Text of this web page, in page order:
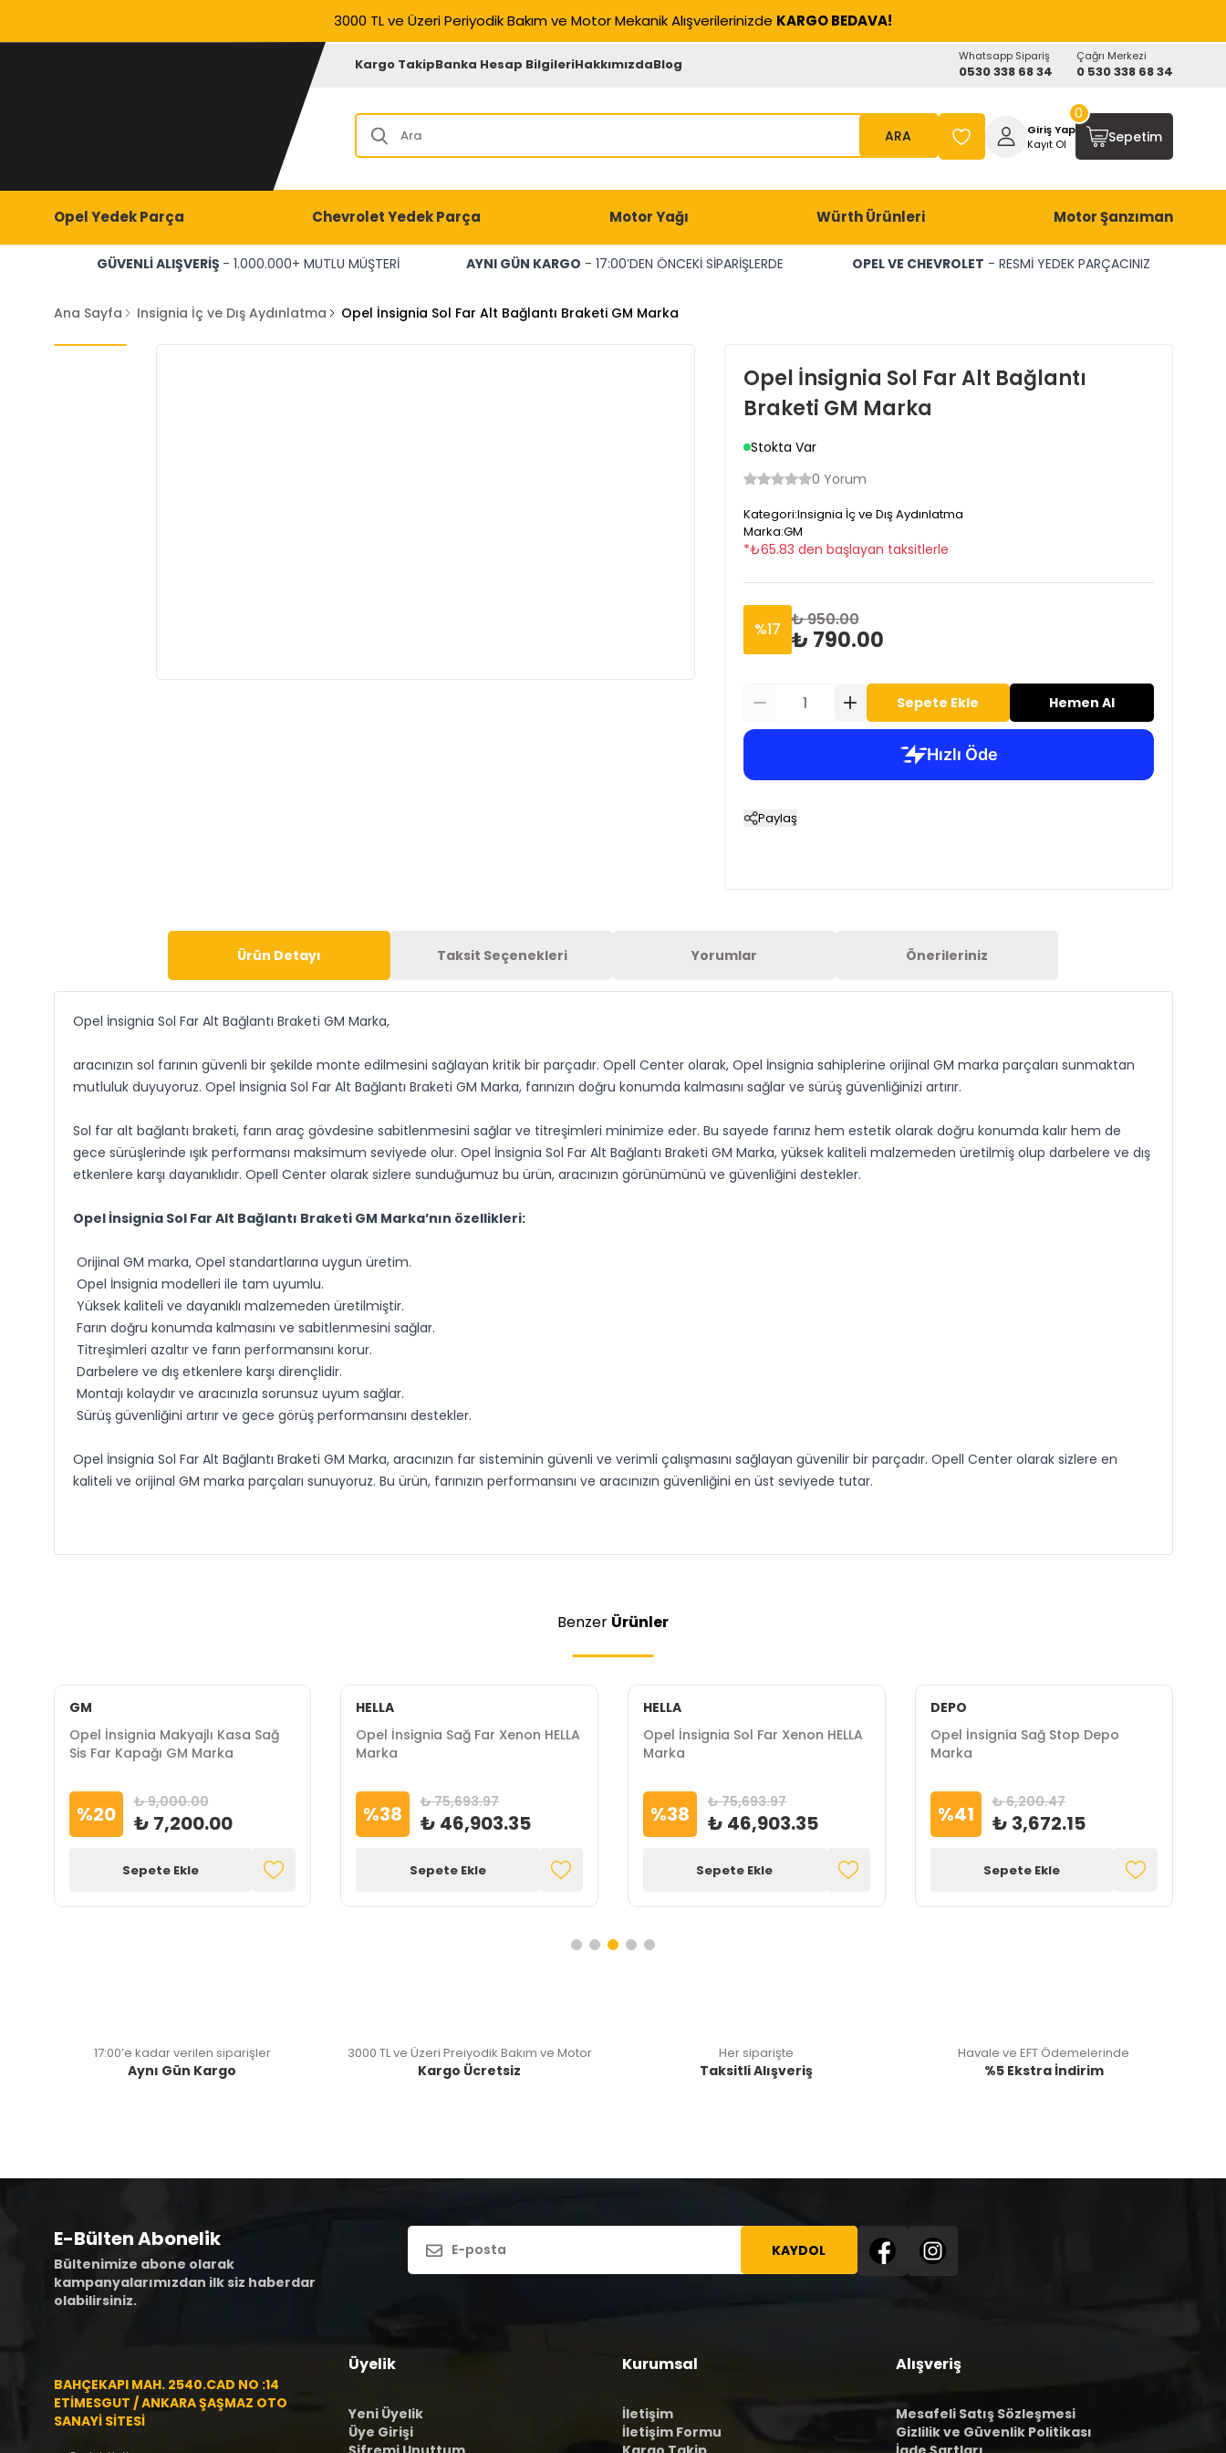
3000 TL ve Üzeri Periyodik Bakım ve Motor Mekanik Alışverilerinizde KARGO BEDAVA!
Kargo TakipBanka Hesap BilgileriHakkımızdaBlog Whatsapp Sipariş
0530 338 68 34
Çağrı Merkezi
0 530 338 68 34
ARA
Giriş Yap
Kayıt Ol
Sepetim
0
Opel Yedek Parça Chevrolet Yedek Parça Motor Yağı Würth Ürünleri Motor Şanzıman
GÜVENLİ ALIŞVERİŞ - 1.000.000+ MUTLU MÜŞTERİ AYNI GÜN KARGO - 17:00’DEN ÖNCEKİ SİPARİŞLERDE OPEL VE CHEVROLET - RESMİ YEDEK PARÇACINIZ
Ana Sayfa Insignia İç ve Dış Aydınlatma Opel İnsignia Sol Far Alt Bağlantı Braketi GM Marka
Opel İnsignia Sol Far Alt Bağlantı
Braketi GM Marka
Stokta Var
0 Yorum
Kategori:Insignia İç ve Dış Aydınlatma
Marka:GM
*₺65.83 den başlayan taksitlerle
%17 ₺ 950.00
₺ 790.00
Sepete Ekle Hemen Al
Paylaş
Ürün Detayı Taksit Seçenekleri Yorumlar Önerileriniz
Opel İnsignia Sol Far Alt Bağlantı Braketi GM Marka,
aracınızın sol farının güvenli bir şekilde monte edilmesini sağlayan kritik bir parçadır. Opell Center olarak, Opel İnsignia sahiplerine orijinal GM marka parçaları sunmaktan
mutluluk duyuyoruz. Opel İnsignia Sol Far Alt Bağlantı Braketi GM Marka, farınızın doğru konumda kalmasını sağlar ve sürüş güvenliğinizi artırır.
Sol far alt bağlantı braketi, farın araç gövdesine sabitlenmesini sağlar ve titreşimleri minimize eder. Bu sayede farınız hem estetik olarak doğru konumda kalır hem de
gece sürüşlerinde ışık performansı maksimum seviyede olur. Opel İnsignia Sol Far Alt Bağlantı Braketi GM Marka, yüksek kaliteli malzemeden üretilmiş olup darbelere ve dış
etkenlere karşı dayanıklıdır. Opell Center olarak sizlere sunduğumuz bu ürün, aracınızın görünümünü ve güvenliğini destekler.
Opel İnsignia Sol Far Alt Bağlantı Braketi GM Marka’nın özellikleri:
Orijinal GM marka, Opel standartlarına uygun üretim.
Opel İnsignia modelleri ile tam uyumlu.
Yüksek kaliteli ve dayanıklı malzemeden üretilmiştir.
Farın doğru konumda kalmasını ve sabitlenmesini sağlar.
Titreşimleri azaltır ve farın performansını korur.
Darbelere ve dış etkenlere karşı dirençlidir.
Montajı kolaydır ve aracınızla sorunsuz uyum sağlar.
Sürüş güvenliğini artırır ve gece görüş performansını destekler.
Opel İnsignia Sol Far Alt Bağlantı Braketi GM Marka, aracınızın far sisteminin güvenli ve verimli çalışmasını sağlayan güvenilir bir parçadır. Opell Center olarak sizlere en
kaliteli ve orijinal GM marka parçaları sunuyoruz. Bu ürün, farınızın performansını ve aracınızın güvenliğini en üst seviyede tutar.
Benzer Ürünler
GM
Opel İnsignia Makyajlı Kasa Sağ
Sis Far Kapağı GM Marka
%20 ₺ 9,000.00
₺ 7,200.00
Sepete Ekle
HELLA
Opel İnsignia Sağ Far Xenon HELLA
Marka
%38 ₺ 75,693.97
₺ 46,903.35
Sepete Ekle
HELLA
Opel İnsignia Sol Far Xenon HELLA
Marka
%38 ₺ 75,693.97
₺ 46,903.35
Sepete Ekle
DEPO
Opel İnsignia Sağ Stop Depo
Marka
%41 ₺ 6,200.47
₺ 3,672.15
Sepete Ekle
17:00’e kadar verilen siparişler
Aynı Gün Kargo
3000 TL ve Üzeri Preiyodik Bakım ve Motor
Kargo Ücretsiz
Her siparişte
Taksitli Alışveriş
Havale ve EFT Ödemelerinde
%5 Ekstra İndirim
E-Bülten Abonelik
Bültenimize abone olarak
kampanyalarımızdan ilk siz haberdar
olabilirsiniz.
KAYDOL
BAHÇEKAPI MAH. 2540.CAD NO :14
ETİMESGUT / ANKARA ŞAŞMAZ OTO
SANAYİ SİTESİ
Üyelik
Yeni Üyelik
Üye Girişi
Kurumsal
İletişim
İletişim Formu
Alışveriş
Mesafeli Satış Sözleşmesi
Gizlilik ve Güvenlik Politikası